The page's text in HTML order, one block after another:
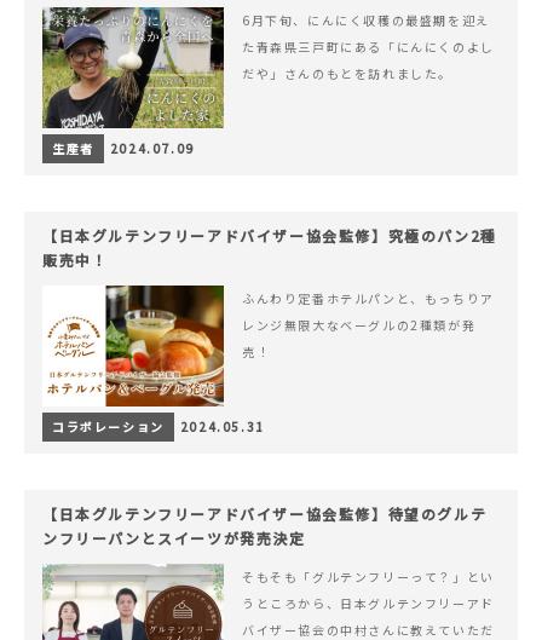
6月下旬、にんにく収穫の最盛期を迎え
た青森県三戸町にある「にんにくのよし
だや」さんのもとを訪れました。
生産者 2024.07.09
【日本グルテンフリーアドバイザー協会監修】究極のパン2種
販売中！
ふんわり定番ホテルパンと、もっちりア
レンジ無限大なベーグルの2種類が発
売！
コラボレーション 2024.05.31
【日本グルテンフリーアドバイザー協会監修】待望のグルテ
ンフリーパンとスイーツが発売決定
そもそも「グルテンフリーって？」とい
うところから、日本グルテンフリーアド
バイザー協会の中村さんに教えていただ